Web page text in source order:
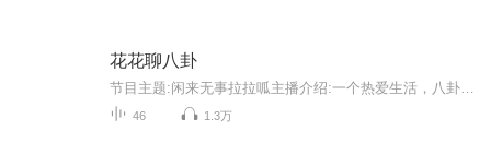
花花聊八卦
46 1.3万